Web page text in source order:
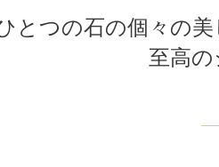
とつの石の個々の
至高の